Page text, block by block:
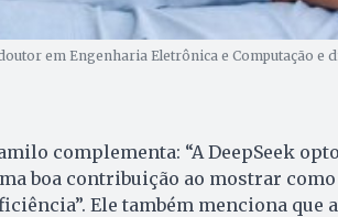
em Engenharia Eletrônica e Computação e
complementa: “A DeepSeek
boa contribuição ao mostrar como
Ele também menciona que